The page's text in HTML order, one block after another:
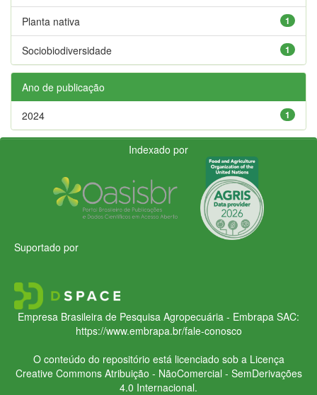
1
Planta nativa
1
Sociobiodiversidade
Ano de publicação
1
2024
Indexado por
Suportado por
Empresa Brasileira de Pesquisa Agropecuária - Embrapa SAC:
https://www.embrapa.br/fale-conosco
O conteúdo do repositório está licenciado sob a Licença
Creative CommonsAtribuição - NãoComercial - SemDerivações
4.0 Internacional.